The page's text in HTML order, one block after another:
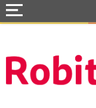
Webshops